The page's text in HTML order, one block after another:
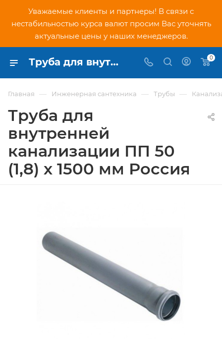
Уважаемые клиенты и партнеры! В связи с
нестабильностью курса валют просим Вас уточнять
актуальные цены у наших менеджеров.
Труба для внутренней канализации ПП 50 (1,8) х 1500 мм Россия - купить по низкой цене в Москве, интернет-магазин PNDtech.ru 0
Главная — Инженерная сантехника — Трубы —
Труба для
внутренней
канализации ПП 50
(1,8) х 1500 мм Россия